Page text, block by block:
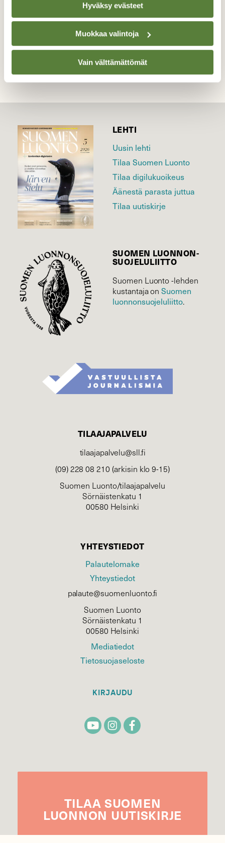
Hyväksy evästeet
Muokkaa valintoja
Vain välttämättömät
TAKAISIN LISTAAN
LEHTI
Uusin lehti
Tilaa Suomen Luonto
Tilaa digilukuoikeus
Äänestä parasta juttua
Tilaa uutiskirje
SUOMEN LUONNON­
SUOJELU­LIITTO
Suomen Luonto -lehden
kustantaja onSuomen
luonnonsuojelu­liitto.
TILAAJAPALVELU
tilaajapalvelu@sll.fi
(09) 228 08 210 (arkisin klo 9-15)
Suomen Luonto/tilaajapalvelu
Sörnäistenkatu 1
00580 Helsinki
YHTEYSTIEDOT
Palautelomake
Yhteystiedot
palaute@suomenluonto.fi
Suomen Luonto
Sörnäistenkatu 1
00580 Helsinki
Mediatiedot
Tietosuojaseloste
KIRJAUDU
TILAA SUOMEN
LUONNON UUTIS­KIRJE
Sähköpostiosoite